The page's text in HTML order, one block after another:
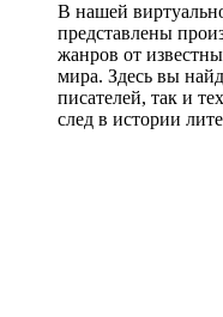
В нашей
представлены
жанров от
мира. Здесь вы
писателей, так и
след в истории